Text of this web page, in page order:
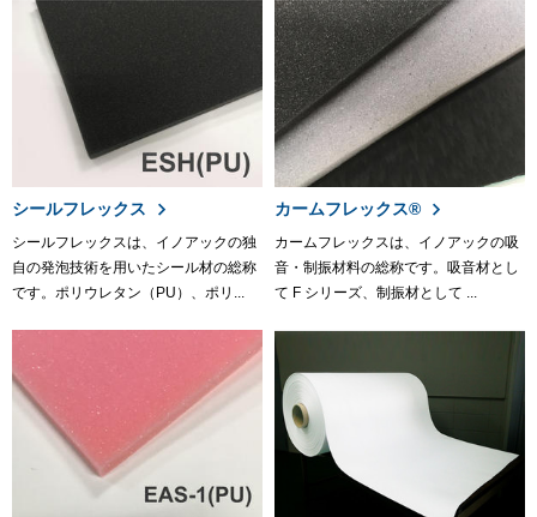
シールフレックス
シールフレックスは、イノアックの独
自の発泡技術を用いたシール材の総称
です。ポリウレタン（PU）、ポリ...
カームフレックス®
カームフレックスは、イノアックの吸
音・制振材料の総称です。吸音材とし
て F シリーズ、制振材として ...